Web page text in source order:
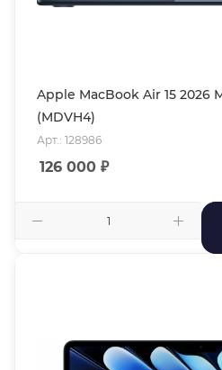
Apple MacBook Air 15 2026
(MDVH4)
Арт.: 128986
126 000 ₽